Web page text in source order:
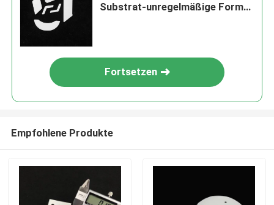
Substrat-unregelmäßige Form-
Fortsetzen
Empfohlene Produkte